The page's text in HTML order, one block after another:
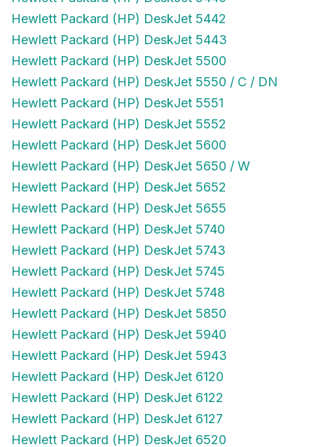
Hewlett Packard (HP) DeskJet 5442
Hewlett Packard (HP) DeskJet 5443
Hewlett Packard (HP) DeskJet 5500
Hewlett Packard (HP) DeskJet 5550 / C / DN
Hewlett Packard (HP) DeskJet 5551
Hewlett Packard (HP) DeskJet 5552
Hewlett Packard (HP) DeskJet 5600
Hewlett Packard (HP) DeskJet 5650 / W
Hewlett Packard (HP) DeskJet 5652
Hewlett Packard (HP) DeskJet 5655
Hewlett Packard (HP) DeskJet 5740
Hewlett Packard (HP) DeskJet 5743
Hewlett Packard (HP) DeskJet 5745
Hewlett Packard (HP) DeskJet 5748
Hewlett Packard (HP) DeskJet 5850
Hewlett Packard (HP) DeskJet 5940
Hewlett Packard (HP) DeskJet 5943
Hewlett Packard (HP) DeskJet 6120
Hewlett Packard (HP) DeskJet 6122
Hewlett Packard (HP) DeskJet 6127
Hewlett Packard (HP) DeskJet 6520